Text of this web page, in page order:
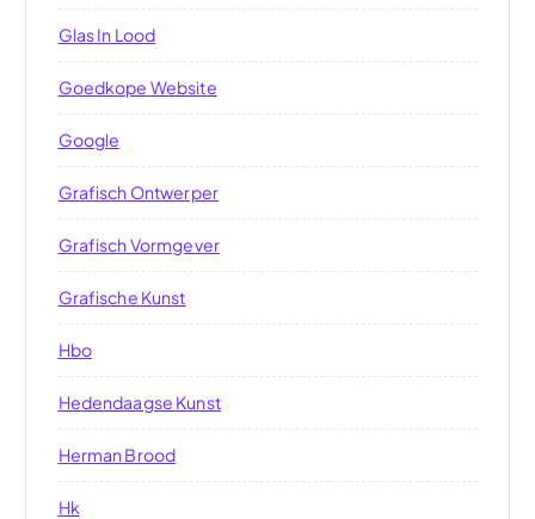
Glas In Lood
Goedkope Website
Google
Grafisch Ontwerper
Grafisch Vormgever
Grafische Kunst
Hbo
Hedendaagse Kunst
Herman Brood
Hk